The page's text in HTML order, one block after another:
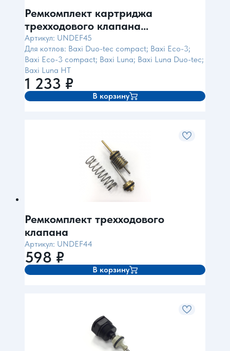
Ремкомплект картриджа
трехходового клапана
пластик(для Baxi)
Артикул: UNDEF45
Для котлов: Baxi Duo-tec compact; Baxi Eco-3;
Baxi Eco-3 compact; Baxi Luna; Baxi Luna Duo-tec;
Baxi Luna HT
1 233 ₽
В корзину
Ремкомплект трехходового
клапана
Артикул: UNDEF44
598 ₽
В корзину